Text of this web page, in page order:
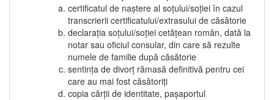
certificatul de naștere al soțului/soției în cazul
transcrierii certificatului/extrasului de căsătorie
declarația soțului/soției cetățean român, dată la
notar sau oficiul consular, din care să rezulte
numele de familie după căsătorie
sentința de divorț rămasă definitivă pentru cei
care au mai fost căsătoriți
copia cărții de identitate, pașaportul